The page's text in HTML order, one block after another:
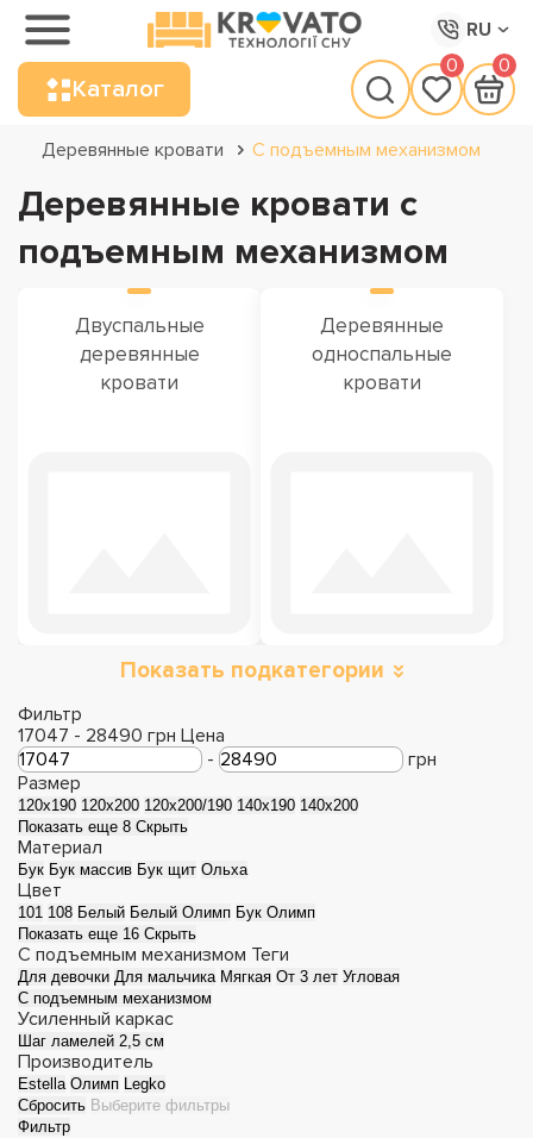
RU
Каталог
0 0
Деревянные кровати С подъемным механизмом
Деревянные кровати с
подъемным механизмом
Двуспальные
деревянные
кровати
Деревянные
односпальные
кровати
Показать подкатегории
Фильтр
17047 - 28490 грн Цена
-
грн
Размер
120x190 120x200 120x200/190 140x190 140x200
Показать еще 8 Скрыть
Материал
Бук Бук массив Бук щит Ольха
Цвет
101 108 Белый Белый Олимп Бук Олимп
Показать еще 16 Скрыть
С подъемным механизмом Теги
Для девочки Для мальчика Мягкая От 3 лет Угловая
С подъемным механизмом
Усиленный каркас
Шаг ламелей 2,5 см
Производитель
Estella Олимп Legko
Сбросить Выберите фильтры
Фильтр